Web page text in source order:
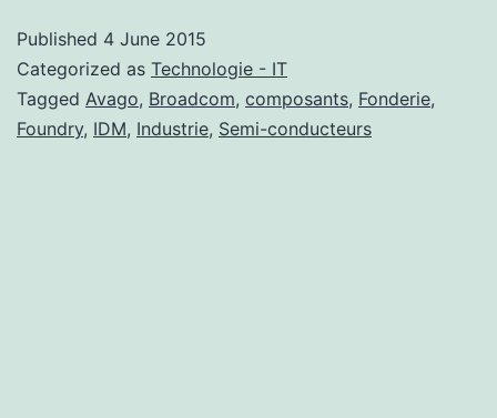
Published 4 June 2015
Categorized as Technologie - IT
Tagged Avago, Broadcom, composants, Fonderie,
Foundry, IDM, Industrie, Semi-conducteurs